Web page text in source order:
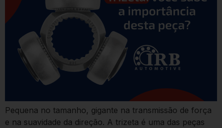
Pequena no tamanho, gigante na transmissão de força
e na suavidade da direção. A trizeta é uma das peças